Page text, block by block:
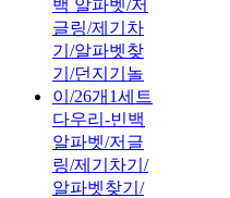
다우리-빈백
알파벳/저글
링/제기차기/
알파벳찾기/